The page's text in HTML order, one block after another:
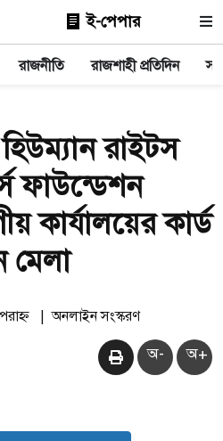
ই-পেপার
রাজনীতি রাজশাহী প্রতিদিন
রাইটস
ফাউন্ডেশন
কার্যালয়ের কার্ড
মেলা
| অনলাইন সংস্করণ
অ- অ+